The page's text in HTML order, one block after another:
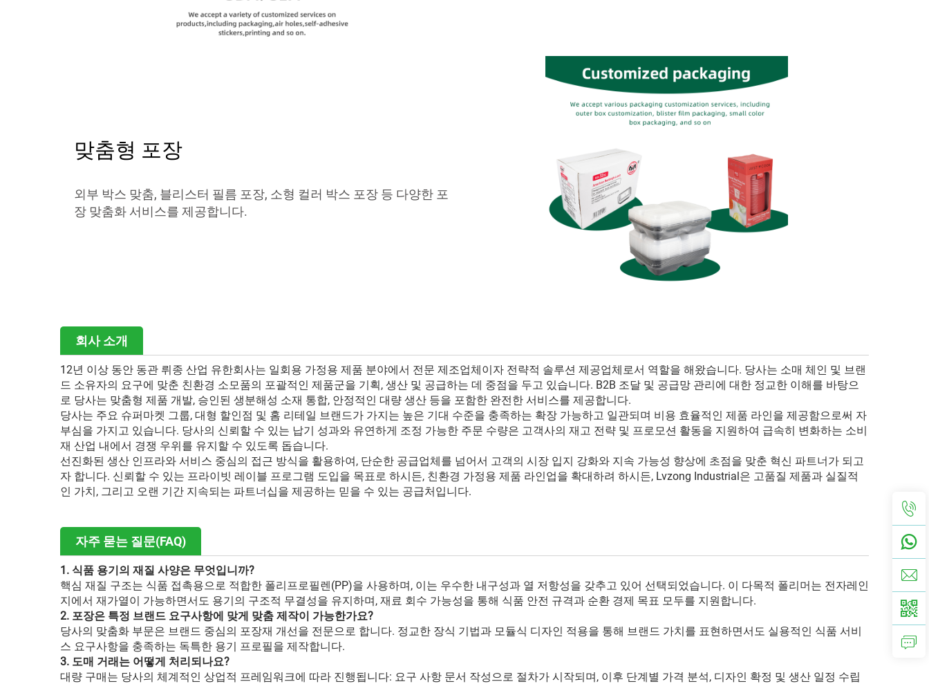
맞춤형 포장
외부 박스 맞춤, 블리스터 필름 포장, 소형 컬러 박스 포장 등 다양한 포
장 맞춤화 서비스를 제공합니다.
회사 소개
12년 이상 동안 동관 뤼종 산업 유한회사는 일회용 가정용 제품 분야에서 전문 제조업체이자 전략적 솔루션 제공업체로서 역할을 해왔습니다. 당사는 소매 체인 및 브랜
드 소유자의 요구에 맞춘 친환경 소모품의 포괄적인 제품군을 기획, 생산 및 공급하는 데 중점을 두고 있습니다. B2B 조달 및 공급망 관리에 대한 정교한 이해를 바탕으
로 당사는 맞춤형 제품 개발, 승인된 생분해성 소재 통합, 안정적인 대량 생산 등을 포함한 완전한 서비스를 제공합니다.
당사는 주요 슈퍼마켓 그룹, 대형 할인점 및 홈 리테일 브랜드가 가지는 높은 기대 수준을 충족하는 확장 가능하고 일관되며 비용 효율적인 제품 라인을 제공함으로써 자
부심을 가지고 있습니다. 당사의 신뢰할 수 있는 납기 성과와 유연하게 조정 가능한 주문 수량은 고객사의 재고 전략 및 프로모션 활동을 지원하여 급속히 변화하는 소비
재 산업 내에서 경쟁 우위를 유지할 수 있도록 돕습니다.
선진화된 생산 인프라와 서비스 중심의 접근 방식을 활용하여, 단순한 공급업체를 넘어서 고객의 시장 입지 강화와 지속 가능성 향상에 초점을 맞춘 혁신 파트너가 되고
자 합니다. 신뢰할 수 있는 프라이빗 레이블 프로그램 도입을 목표로 하시든, 친환경 가정용 제품 라인업을 확대하려 하시든, Lvzong Industrial은 고품질 제품과 실질적
인 가치, 그리고 오랜 기간 지속되는 파트너십을 제공하는 믿을 수 있는 공급처입니다.
자주 묻는 질문(FAQ)
1. 식품 용기의 재질 사양은 무엇입니까?
핵심 재질 구조는 식품 접촉용으로 적합한 폴리프로필렌(PP)을 사용하며, 이는 우수한 내구성과 열 저항성을 갖추고 있어 선택되었습니다. 이 다목적 폴리머는 전자레인
지에서 재가열이 가능하면서도 용기의 구조적 무결성을 유지하며, 재료 회수 가능성을 통해 식품 안전 규격과 순환 경제 목표 모두를 지원합니다.
2. 포장은 특정 브랜드 요구사항에 맞게 맞춤 제작이 가능한가요?
당사의 맞춤화 부문은 브랜드 중심의 포장재 개선을 전문으로 합니다. 정교한 장식 기법과 모듈식 디자인 적용을 통해 브랜드 가치를 표현하면서도 실용적인 식품 서비
스 요구사항을 충족하는 독특한 용기 프로필을 제작합니다.
3. 도매 거래는 어떻게 처리되나요?
대량 구매는 당사의 체계적인 상업적 프레임워크에 따라 진행됩니다: 요구 사항 문서 작성으로 절차가 시작되며, 이후 단계별 가격 분석, 디자인 확정 및 생산 일정 수립